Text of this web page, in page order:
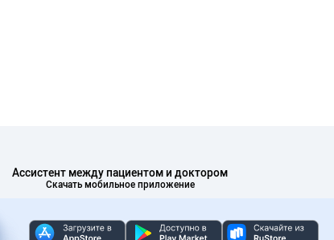
Ассистент между пациентом и доктором
Скачать мобильное приложение